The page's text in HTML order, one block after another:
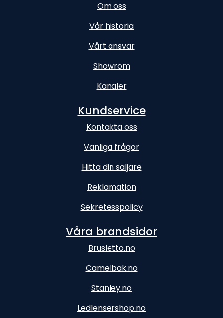
Om oss
Vår historia
Vårt ansvar
Showrom
Kanaler
Kundservice
Kontakta oss
Vanliga frågor
Hitta din säljare
Reklamation
Sekretesspolicy
Våra brandsidor
Brusletto.no
Camelbak.no
Stanley.no
Ledlensershop.no